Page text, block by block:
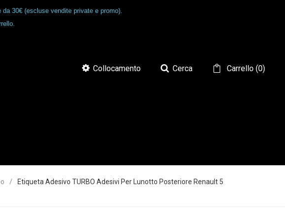
da 30€ (escluse vendite private e promo).
Carrello(0)
Cerca
Collocamento
Etiqueta Adesivo TURBO Adesivi Per Lunotto Posteriore Renault 5